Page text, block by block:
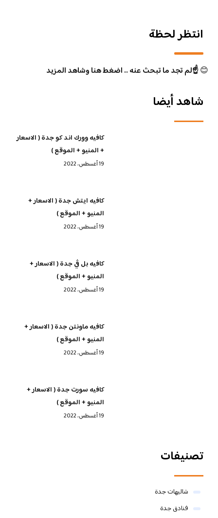
انتظر لحظة
😊☝️لم تجد ما تبحث عنه .. اضغط هنا وشاهد المزيد
شاهد أيضا
كافيه وورك اند كو جدة ( الاسعار
+ المنيو + الموقع )
19 أغسطس، 2022
كافيه ايتش جدة ( الاسعار +
المنيو + الموقع )
19 أغسطس، 2022
كافيه بل ڤي جدة ( الاسعار +
المنيو + الموقع )
19 أغسطس، 2022
كافيه ماونتن جدة ( الاسعار +
المنيو + الموقع )
19 أغسطس، 2022
كافيه سورت جدة ( الاسعار +
المنيو + الموقع )
19 أغسطس، 2022
تصنيفات
شاليهات جدة
فنادق جدة